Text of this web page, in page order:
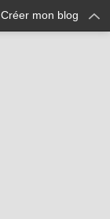
Créer mon blog